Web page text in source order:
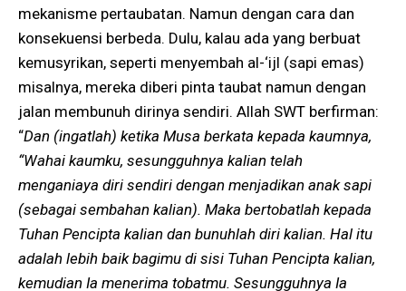
mekanisme pertaubatan. Namun dengan cara dan
konsekuensi berbeda. Dulu, kalau ada yang berbuat
kemusyrikan, seperti menyembah al-‘ijl (sapi emas)
misalnya, mereka diberi pinta taubat namun dengan
jalan membunuh dirinya sendiri. Allah SWT berfirman:
“Dan (ingatlah) ketika Musa berkata kepada kaumnya,
“Wahai kaumku, sesungguhnya kalian telah
menganiaya diri sendiri dengan menjadikan anak sapi
(sebagai sembahan kalian). Maka bertobatlah kepada
Tuhan Pencipta kalian dan bunuhlah diri kalian. Hal itu
adalah lebih baik bagimu di sisi Tuhan Pencipta kalian,
kemudian Ia menerima tobatmu. Sesungguhnya Ia